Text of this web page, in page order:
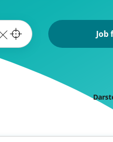
Job